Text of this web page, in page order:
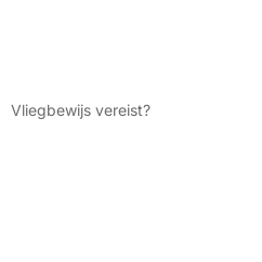
Vliegbewijs vereist?